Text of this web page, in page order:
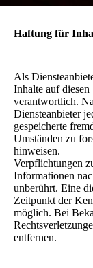
Haftung für
Als
Inhalte auf diesen
verantwortlich.
Diensteanbieter
gespeicherte
Umständen zu
hinweisen.
Verpflichtungen
Informationen
unberührt. Eine
Zeitpunkt der
möglich. Bei
entfernen.